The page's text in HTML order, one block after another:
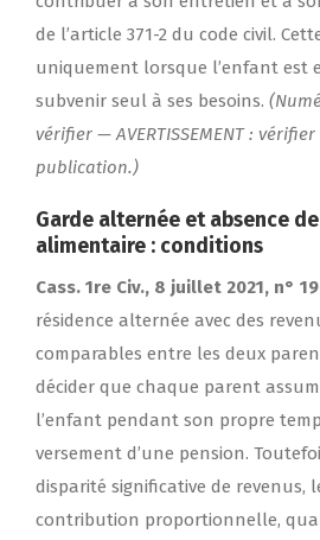
de l’article 371-2 du code civil.
uniquement lorsque l’enfant est
subvenir seul à ses besoins.
vérifier — AVERTISSEMENT :
publication.)
Garde alternée et absence
alimentaire : conditions
Cass. 1re Civ., 8 juillet 2021, n°
résidence alternée avec des
comparables entre les deux
décider que chaque parent
l’enfant pendant son propre
versement d’une pension.
disparité significative de revenus,
contribution proportionnelle,